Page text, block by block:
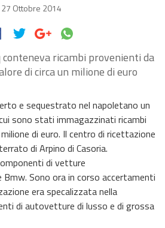
27 Ottobre 2014
ricambi provenienti da
di circa un milione di euro
e sequestrato nel napoletano un
sono stati immagazzinati ricambi
di euro. Il centro di ricettazione
di Arpino di Casoria.
di vetture
Sono ora in corso accertamenti
era specalizzata nella
di autovetture di lusso e di grossa